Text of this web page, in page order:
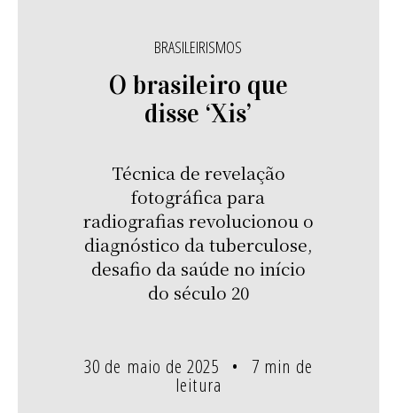
BRASILEIRISMOS
O brasileiro que
disse ‘Xis’
Técnica de revelação
fotográfica para
radiografias revolucionou o
diagnóstico da tuberculose,
desafio da saúde no início
do século 20
30 de maio de 2025 7 min de
leitura